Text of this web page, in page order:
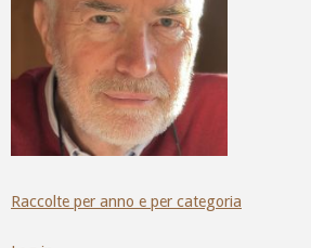
Raccolte per anno e per categoria